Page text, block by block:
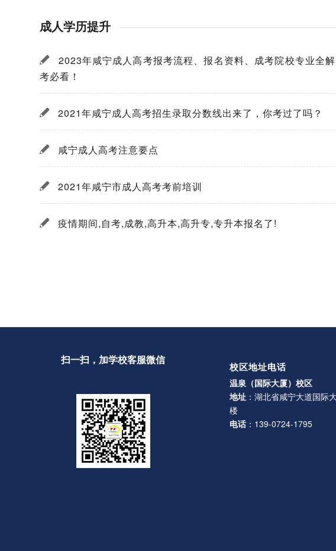
成人学历提升
2023年咸宁成人高考报考流程、报名资料、成考院校专业全
考必看！
2021年咸宁成人高考招生录取分数线出来了，你考过了吗？
咸宁成人高考注意要点
2021年咸宁市成人高考考前培训
疫情期间,自考,成教,高升本,高升专,专升本报名了!
扫一扫，加学校客服微信
校区地址电话
温泉（国际大厦）校区
地址：湖北省咸宁大道国际
楼
电话：139-0724-1795